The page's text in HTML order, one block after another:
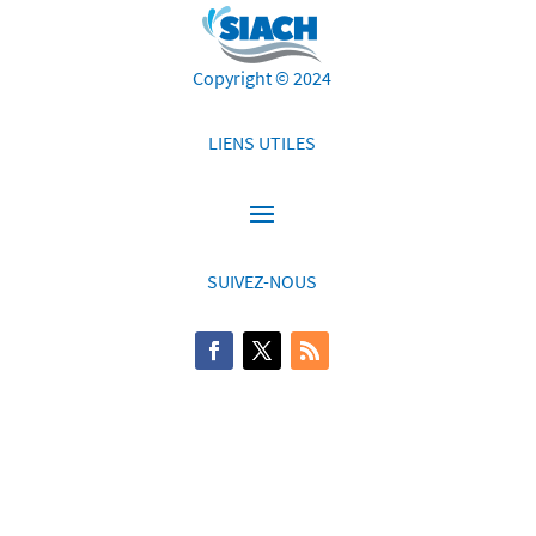
Copyright © 2024
LIENS UTILES
SUIVEZ-NOUS